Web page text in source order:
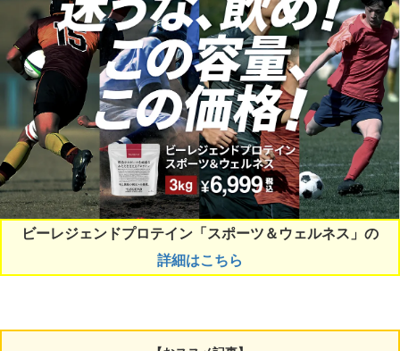
ビーレジェンドプロテイン「スポーツ＆ウェルネス」の
詳細はこちら